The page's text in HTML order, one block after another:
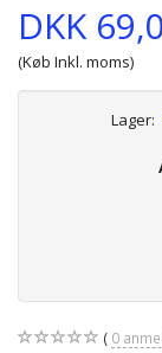
DKK
(Køb Inkl. moms)
Lager:
0